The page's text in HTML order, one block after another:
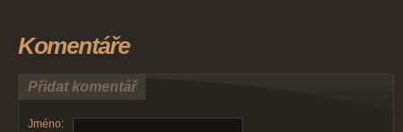
Komentáře
Přidat komentář
Jméno: